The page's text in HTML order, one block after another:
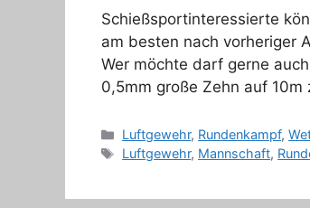
Schießsportinteressierte
am besten nach vorheriger
Wer möchte darf gerne
0,5mm große Zehn auf 10m
Kategorien
Luftgewehr, Rundenkampf,
Schlagwörter
Luftgewehr, Mannschaft,